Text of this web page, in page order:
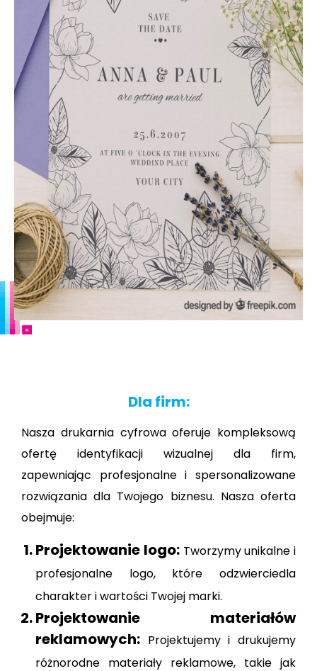
Dla firm:
Nasza drukarnia cyfrowa oferuje kompleksową
ofertę identyfikacji wizualnej dla firm,
zapewniając profesjonalne i spersonalizowane
rozwiązania dla Twojego biznesu. Nasza oferta
obejmuje:
Projektowanie logo: Tworzymy unikalne i
profesjonalne logo, które odzwierciedla
charakter i wartości Twojej marki.
Projektowanie materiałów
reklamowych: Projektujemy i drukujemy
różnorodne materiały reklamowe, takie jak